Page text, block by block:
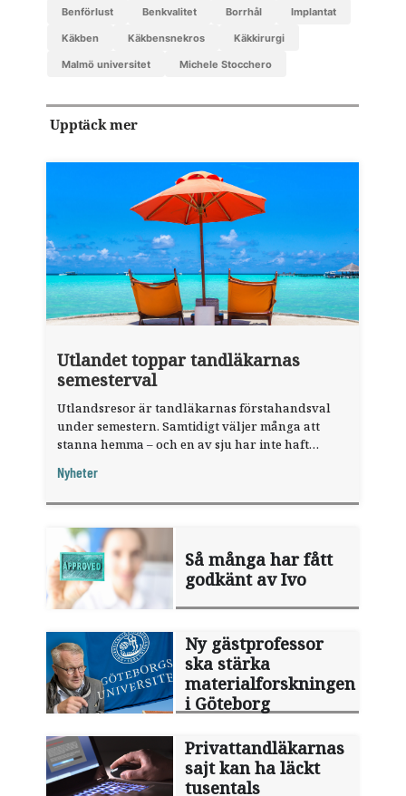
benförlust benkvalitet borrhål implantat
käkben käkbensnekros käkkirurgi
Malmö universitet Michele Stocchero
Upptäck mer
Utlandet toppar tandläkarnas
semesterval
Utlandsresor är tandläkarnas förstahandsval
under semestern. Samtidigt väljer många att
stanna hemma – och en av sju har inte haft
fråga".
Nyheter
Så många har fått
godkänt av Ivo
Ny gästprofessor
ska stärka
materialforskningen
i Göteborg
Privattandläkarnas
sajt kan ha läckt
tusentals